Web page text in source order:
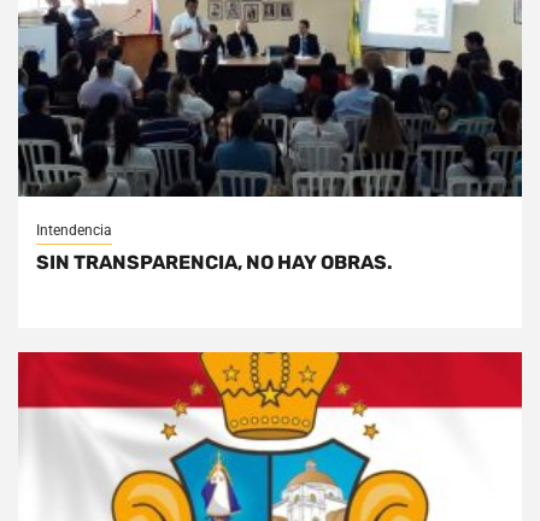
Intendencia
SIN TRANSPARENCIA, NO HAY OBRAS.